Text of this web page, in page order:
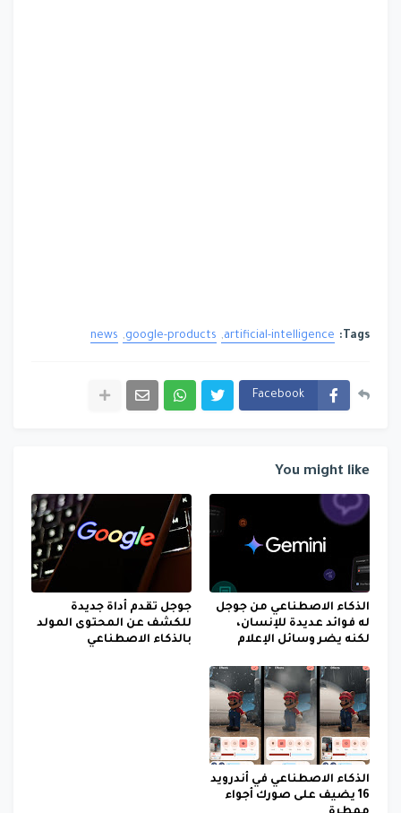
Tags:
artificial-intelligence
google-products
news
Facebook
You might like
الذكاء الاصطناعي من جوجل
له فوائد عديدة للإنسان،
لكنه يضر وسائل الإعلام
جوجل تقدم أداة جديدة
للكشف عن المحتوى المولد
بالذكاء الاصطناعي
الذكاء الاصطناعي في أندرويد
16 يضيف على صورك أجواء